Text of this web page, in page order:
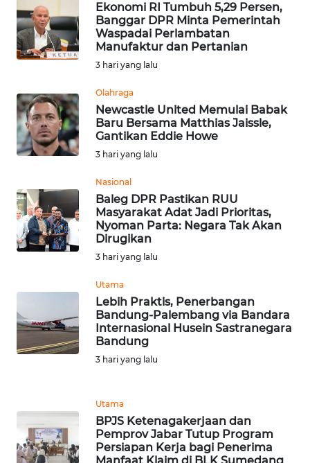
Ekonomi RI Tumbuh 5,29 Persen,
Banggar DPR Minta Pemerintah
Waspadai Perlambatan
Manufaktur dan Pertanian
3 hari yang lalu
Olahraga
Newcastle United Memulai Babak
Baru Bersama Matthias Jaissle,
Gantikan Eddie Howe
3 hari yang lalu
Nasional
Baleg DPR Pastikan RUU
Masyarakat Adat Jadi Prioritas,
Nyoman Parta: Negara Tak Akan
Dirugikan
3 hari yang lalu
Utama
Lebih Praktis, Penerbangan
Bandung-Palembang via Bandara
Internasional Husein Sastranegara
Bandung
3 hari yang lalu
Utama
BPJS Ketenagakerjaan dan
Pemprov Jabar Tutup Program
Persiapan Kerja bagi Penerima
WN
SIMALUNGUN
WN
WN
TAPANULI
TENGAH
SERDANG
WN
TEBING
WN
BEKASI
WN